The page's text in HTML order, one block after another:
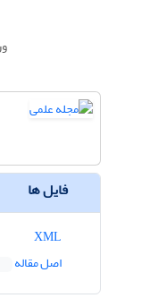
فایل ها
اصل مقاله